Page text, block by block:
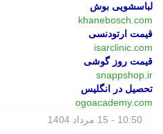
لباسشویی بوش
khanebosch.com
قیمت ارتودنسی
isarclinic.com
قیمت روز گوشی
snappshop.ir
تحصیل در انگلیس
ogoacademy.com
10:50 - 15 مرداد 1404